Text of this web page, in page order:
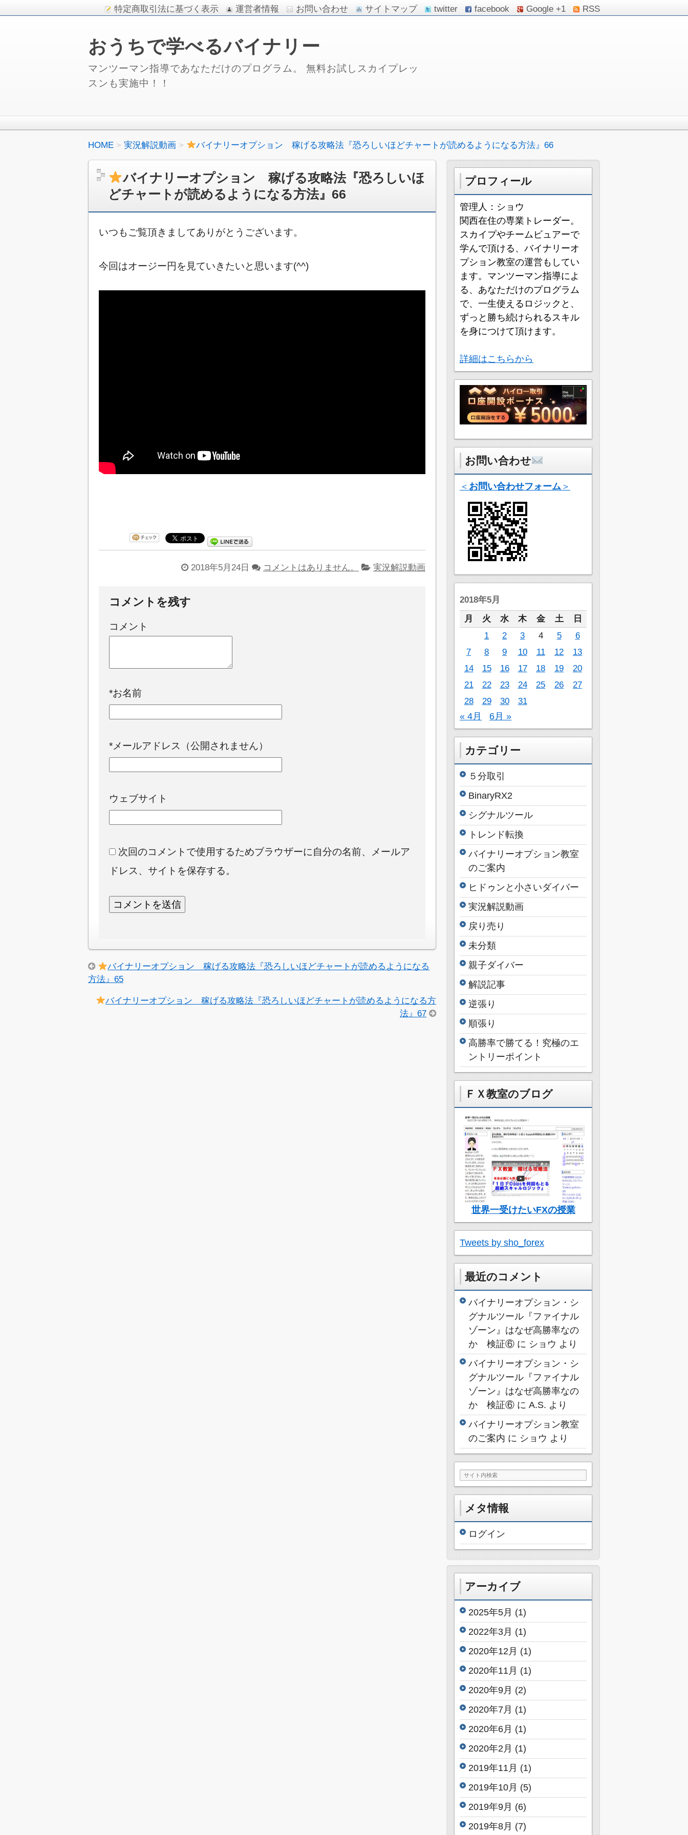
特定商取引法に基づく表示 運営者情報 お問い合わせ サイトマップ twitter facebook Google +1 RSS
おうちで学べるバイナリー
マンツーマン指導であなただけのプログラム。 無料お試しスカイプレッ
スンも実施中！！
HOME 実況解説動画 バイナリーオプション 稼げる攻略法『恐ろしいほどチャートが読めるようになる方法』66
バイナリーオプション 稼げる攻略法『恐ろしいほ
どチャートが読めるようになる方法』66
いつもご覧頂きましてありがとうございます。
今回はオージー円を見ていきたいと思います(^^)
2018年5月24日 コメントはありません。 実況解説動画
コメントを残す
コメント
*お名前
*メールアドレス（公開されません）
ウェブサイト
次回のコメントで使用するためブラウザーに自分の名前、メールア
ドレス、サイトを保存する。
バイナリーオプション 稼げる攻略法『恐ろしいほどチャートが読めるようになる
方法』65
バイナリーオプション 稼げる攻略法『恐ろしいほどチャートが読めるようになる方
法』67
プロフィール
管理人：ショウ
関西在住の専業トレーダー。
スカイプやチームビュアーで
学んで頂ける、バイナリーオ
プション教室の運営もしてい
ます。マンツーマン指導によ
る、あなただけのプログラム
で、一生使えるロジックと、
ずっと勝ち続けられるスキル
を身につけて頂けます。
詳細はこちらから
お問い合わせ
＜ お問い合わせフォーム ＞
2018年5月
月
火 水 木 金 土
日
1
2 3 4 5
6
7
8 9 10 11 12
13
14
15 16 17 18 19
20
21
22 23 24 25 26
27
28
29 30 31
« 4月 6月 »
カテゴリー
５分取引
BinaryRX2
シグナルツール
トレンド転換
バイナリーオプション教室
のご案内
ヒドゥンと小さいダイバー
実況解説動画
戻り売り
未分類
親子ダイバー
解説記事
逆張り
順張り
高勝率で勝てる！究極のエ
ントリーポイント
ＦＸ教室のブログ
世界一受けたいFXの授業
Tweets by sho_forex
最近のコメント
バイナリーオプション・シ
グナルツール『ファイナル
ゾーン』はなぜ高勝率なの
か 検証⑥ に ショウ より
バイナリーオプション・シ
グナルツール『ファイナル
ゾーン』はなぜ高勝率なの
か 検証⑥ に A.S. より
バイナリーオプション教室
のご案内 に ショウ より
メタ情報
ログイン
アーカイブ
2025年5月 (1)
2022年3月 (1)
2020年12月 (1)
2020年11月 (1)
2020年9月 (2)
2020年7月 (1)
2020年6月 (1)
2020年2月 (1)
2019年11月 (1)
2019年10月 (5)
2019年9月 (6)
2019年8月 (7)